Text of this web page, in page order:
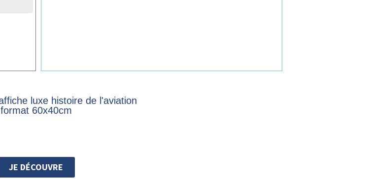
luxe histoire de l'aviation
format 60x40cm
JE DÉCOUVRE